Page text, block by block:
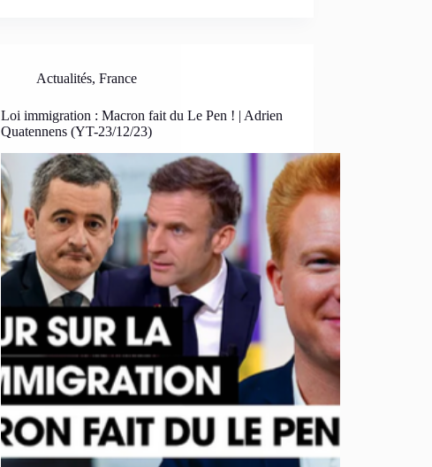
Actualités,France
Loi immigration : Macron fait du Le Pen ! | Adrien
Quatennens (YT-23/12/23)